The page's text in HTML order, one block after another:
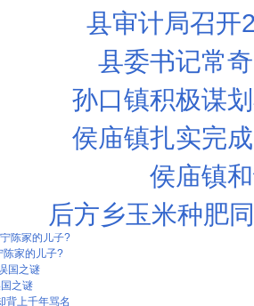
县审计局召开
县委书记常
孙口镇积极谋
侯庙镇扎实完
侯庙镇
后方乡玉米种肥
情有独钟？
陈家的儿子?
之谜